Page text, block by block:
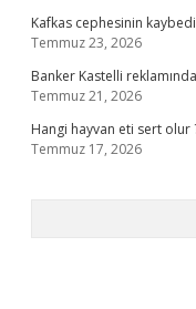
Kafkas cephesinin
Temmuz 23, 2026
Banker Kastelli
Temmuz 21, 2026
Hangi hayvan eti sert olur
Temmuz 17, 2026